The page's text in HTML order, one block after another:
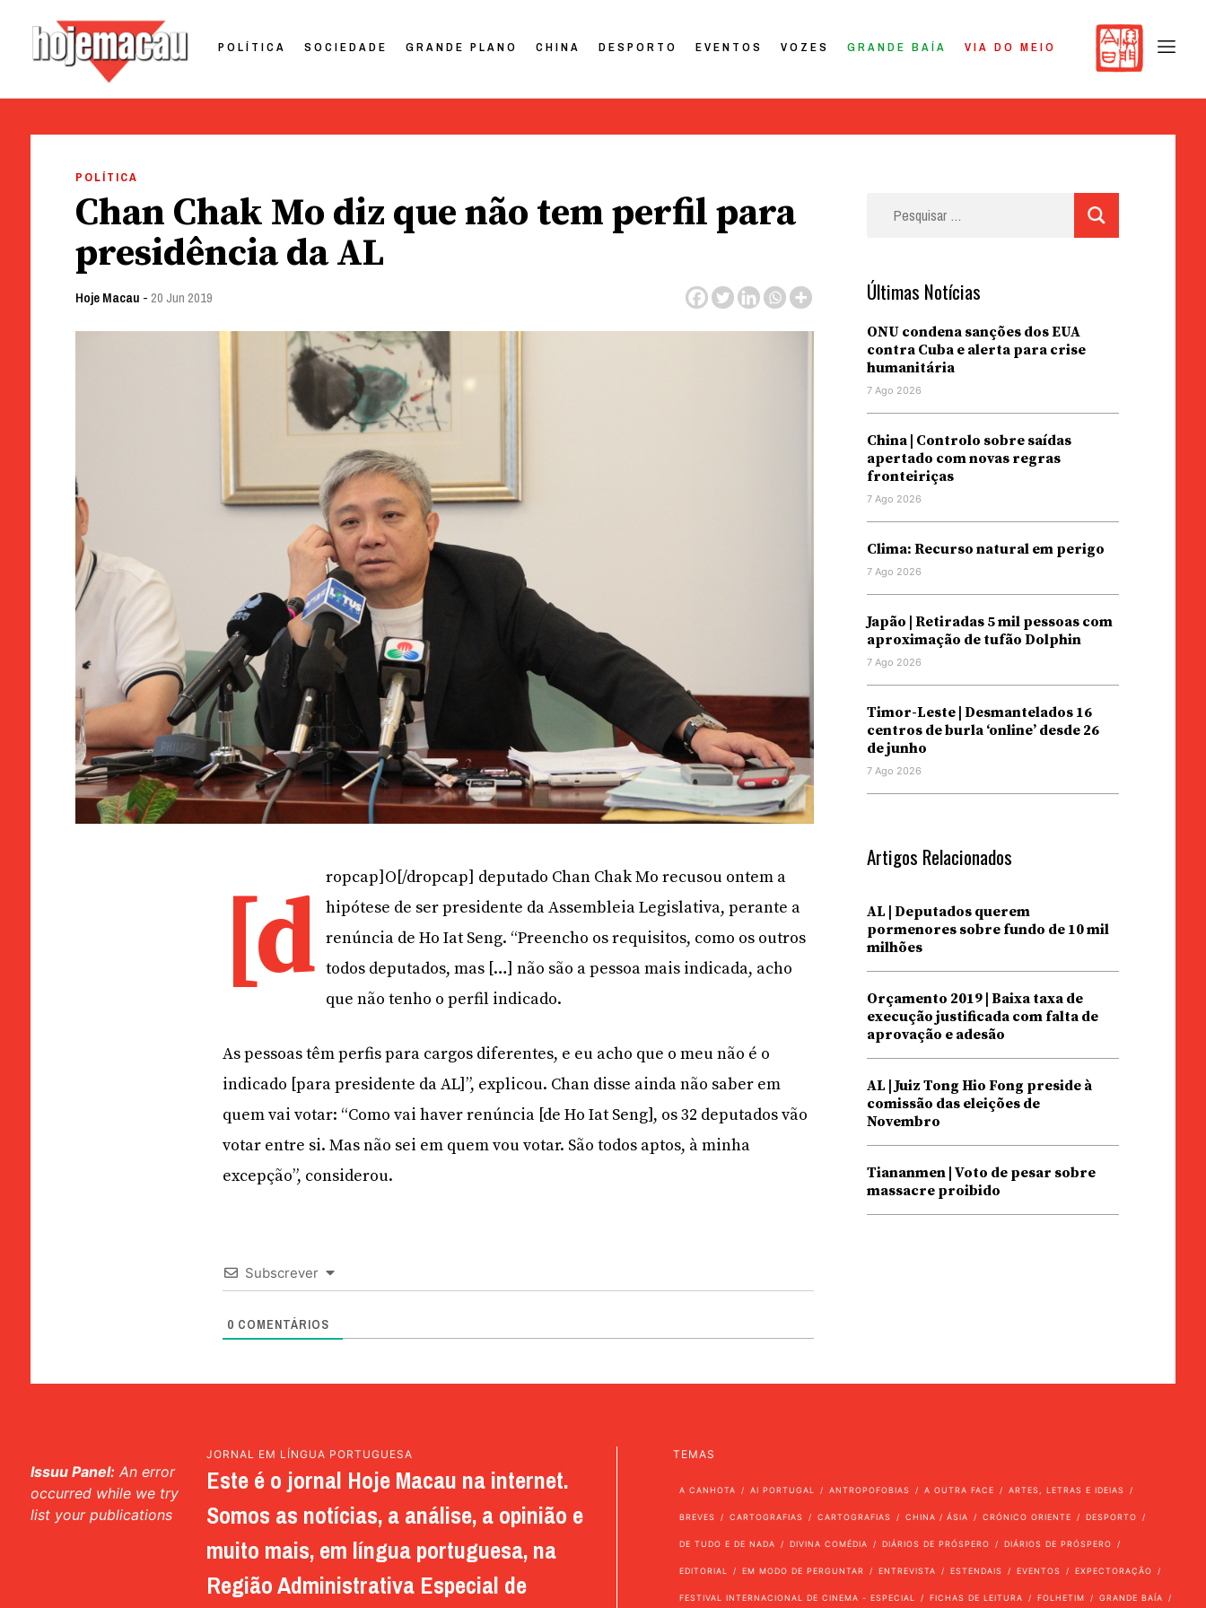
POLÍTICA SOCIEDADE GRANDE PLANO CHINA DESPORTO EVENTOS VOZES GRANDE BAÍA VIA DO MEIO
POLÍTICA
Chan Chak Mo diz que não tem perfil para
presidência da AL
Hoje Macau - 20 Jun 2019
[d ropcap]O[/dropcap] deputado Chan Chak Mo recusou ontem a
hipótese de ser presidente da Assembleia Legislativa, perante a
renúncia de Ho Iat Seng. “Preencho os requisitos, como os outros
todos deputados, mas […] não são a pessoa mais indicada, acho
que não tenho o perfil indicado.
As pessoas têm perfis para cargos diferentes, e eu acho que o meu não é o
indicado [para presidente da AL]”, explicou. Chan disse ainda não saber em
quem vai votar: “Como vai haver renúncia [de Ho Iat Seng], os 32 deputados vão
votar entre si. Mas não sei em quem vou votar. São todos aptos, à minha
excepção”, considerou.
Subscrever
0 COMENTÁRIOS
Últimas Notícias
ONU condena sanções dos EUA
contra Cuba e alerta para crise
humanitária
7 Ago 2026
China | Controlo sobre saídas
apertado com novas regras
fronteiriças
7 Ago 2026
Clima: Recurso natural em perigo
7 Ago 2026
Japão | Retiradas 5 mil pessoas com
aproximação de tufão Dolphin
7 Ago 2026
Timor-Leste | Desmantelados 16
centros de burla ‘online’ desde 26
de junho
7 Ago 2026
Artigos Relacionados
AL | Deputados querem
pormenores sobre fundo de 10 mil
milhões
Orçamento 2019 | Baixa taxa de
execução justificada com falta de
aprovação e adesão
AL | Juiz Tong Hio Fong preside à
comissão das eleições de
Novembro
Tiananmen | Voto de pesar sobre
massacre proibido
Issuu Panel: An error
occurred while we try
list your publications
JORNAL EM LÍNGUA PORTUGUESA
Este é o jornal Hoje Macau na internet.
Somos as notícias, a análise, a opinião e
muito mais, em língua portuguesa, na
Região Administrativa Especial de
TEMAS
A CANHOTA AI PORTUGAL ANTROPOFOBIAS A OUTRA FACE ARTES, LETRAS E IDEIAS
BREVES CARTOGRAFIAS CARTOGRAFIAS CHINA / ÁSIA CRÓNICO ORIENTE DESPORTO
DE TUDO E DE NADA DIVINA COMÉDIA DIÁRIOS DE PRÓSPERO DIÁRIOS DE PRÓSPERO
EDITORIAL EM MODO DE PERGUNTAR ENTREVISTA ESTENDAIS EVENTOS EXPECTORAÇÃO
FESTIVAL INTERNACIONAL DE CINEMA - ESPECIAL FICHAS DE LEITURA FOLHETIM GRANDE BAÍA